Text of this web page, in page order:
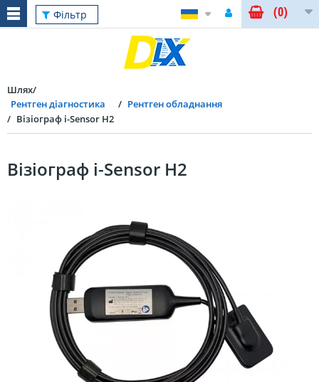
Фільтр (0)
Шлях
Рентген діагностика
Рентген обладнання
Візіограф i-Sensor H2
Візіограф i-Sensor H2